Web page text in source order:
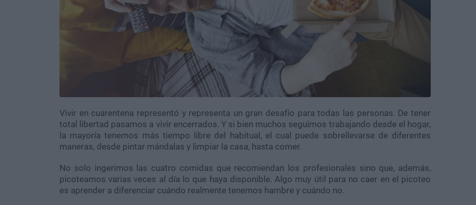
Vivir en cuarentena representó y representa un gran desafío para todas las personas. De tener
total libertad pasamos a vivir encerrados. Y si bien muchos seguimos trabajando desde el hogar,
la mayoría tenemos más tiempo libre del habitual, el cual puede sobrellevarse de diferentes
maneras, desde pintar mándalas y limpiar la casa, hasta comer.
No solo ingerimos las cuatro comidas que recomiendan los profesionales sino que, además,
picoteamos varias veces al día lo que haya disponible. Algo muy útil para no caer en el picoteo
es aprender a diferenciar cuándo realmente tenemos hambre y cuándo no.